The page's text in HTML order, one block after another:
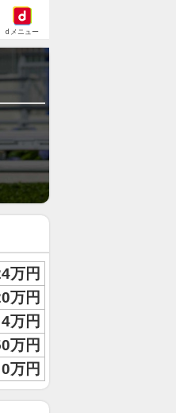
dメニュー
万円
万円
4万円
万円
0万円